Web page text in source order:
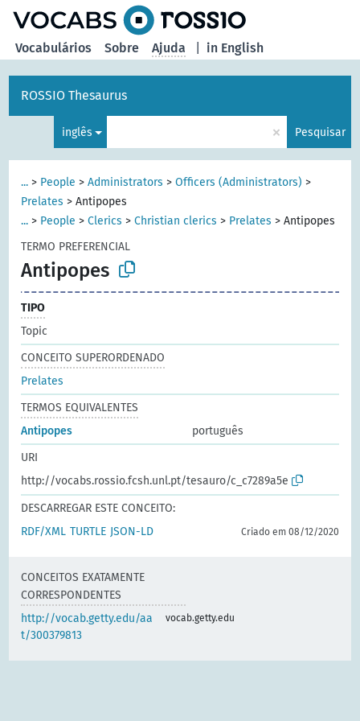
in English
Vocabulários Sobre Ajuda
ROSSIO Thesaurus
inglês × Pesquisar
... > People >Administrators >Officers (Administrators) >
Prelates >Antipopes
... > People >Clerics >Christian clerics > Prelates >Antipopes
TERMO PREFERENCIAL
Antipopes
TIPO
Topic
CONCEITO SUPERORDENADO
Prelates
TERMOS EQUIVALENTES
Antipopes
português
URI
http://vocabs.rossio.fcsh.unl.pt/tesauro/c_c7289a5e
DESCARREGAR ESTE CONCEITO:
RDF/XML TURTLE JSON-LD Criado em 08/12/2020
CONCEITOS EXATAMENTE
CORRESPONDENTES
http://vocab.getty.edu/aa
t/300379813
vocab.getty.edu